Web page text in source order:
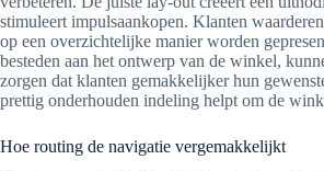
stimuleert impulsaankopen. Klanten
op een overzichtelijke manier worden
besteden aan het ontwerp van de winkel,
zorgen dat klanten gemakkelijker hun
prettig onderhouden indeling helpt om de
Hoe routing de navigatie vergemakkelijkt